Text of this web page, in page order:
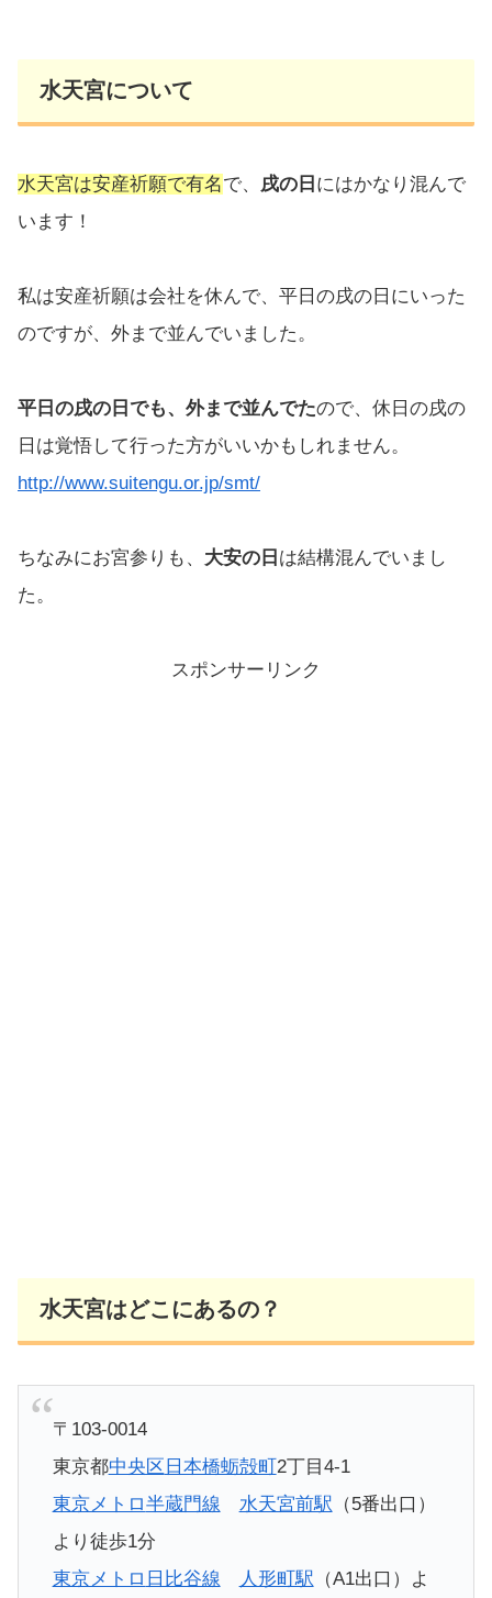
水天宮について
水天宮は安産祈願で有名で、 戌の日 にはかなり混んで
います！
私は安産祈願は会社を休んで、平日の戌の日にいった
のですが、外まで並んでいました。
平日の戌の日でも、外まで並んでたので、休日の戌の
日は覚悟して行った方がいいかもしれません。
http://www.suitengu.or.jp/smt/
ちなみにお宮参りも、 大安の日 は結構混んでいまし
た。
スポンサーリンク
水天宮はどこにあるの？
〒103-0014
東京都中央区 日本橋蛎殻町 2丁目4-1
東京メトロ半蔵門線 水天宮前駅 （5番出口）
より徒歩1分
東京メトロ 日比谷線 人形町駅 （A1出口）よ